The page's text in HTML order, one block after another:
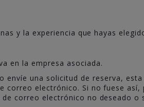
y la experiencia que hayas
en la empresa asociada.
envíe una solicitud de reserva,
correo electrónico. Si no fuese así,
correo electrónico no deseado o